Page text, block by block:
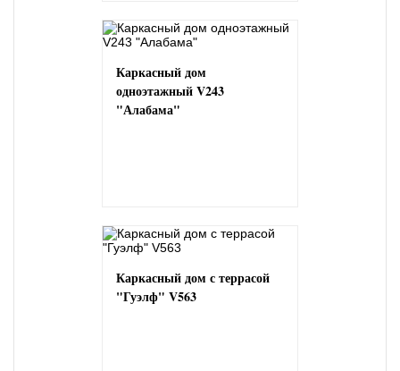
Каркасный дом
одноэтажный V243
"Алабама"
Каркасный дом с террасой
"Гуэлф" V563